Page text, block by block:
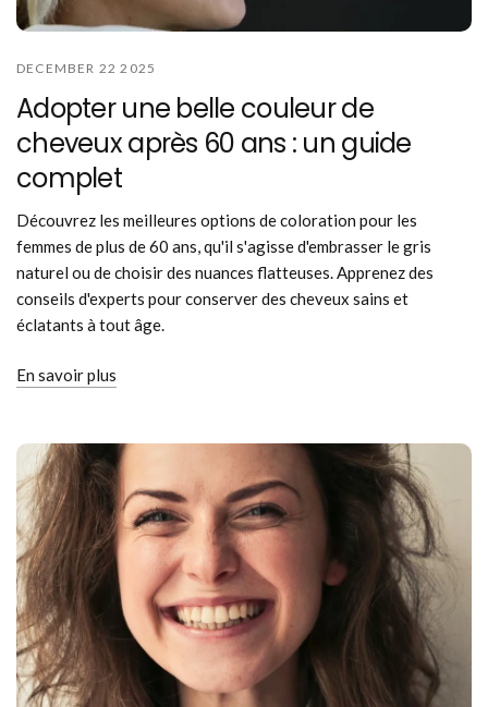
DECEMBER 22 2025
Adopter une belle couleur de
cheveux après 60 ans : un guide
complet
Découvrez les meilleures options de coloration pour les
femmes de plus de 60 ans, qu'il s'agisse d'embrasser le gris
naturel ou de choisir des nuances flatteuses. Apprenez des
conseils d'experts pour conserver des cheveux sains et
éclatants à tout âge.
En savoir plus